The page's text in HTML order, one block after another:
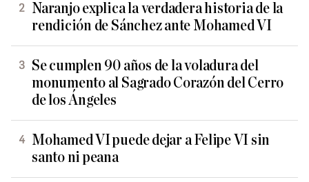
Naranjo explica la verdadera historia de la
rendición de Sánchez ante Mohamed VI
Se cumplen 90 años de la voladura del
monumento al Sagrado Corazón del Cerro
de los Ángeles
Mohamed VI puede dejar a Felipe VI sin
santo ni peana